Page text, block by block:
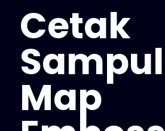
Cetak
Sampul
Map